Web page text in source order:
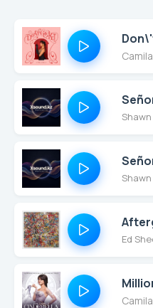
Ed